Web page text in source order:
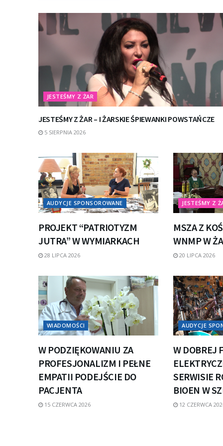
JESTEŚMY Z ŻAR
JESTEŚMY Z ŻAR – I ŻARSKIE ŚPIEWANKI POWSTAŃCZE
5 SIERPNIA 2026
AUDYCJE SPONSOROWANE
PROJEKT “PATRIOTYZM
JUTRA” W WYMIARKACH
28 LIPCA 2026
JESTEŚMY Z
MSZA Z
WNMP W
20 LIPCA 2026
WIADOMOŚCI
W PODZIĘKOWANIU ZA
PROFESJONALIZM I PEŁNE
EMPATII PODEJŚCIE DO
PACJENTA
15 CZERWCA 2026
AUDYCJE
W DOBREJ
SERWISIE
BIOEN W
12 CZERWCA